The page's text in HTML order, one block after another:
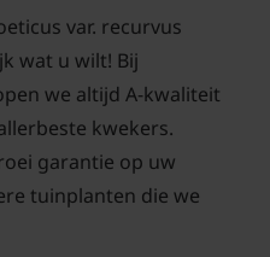
var. recurvus
wat u wilt! Bij
we altijd A-kwaliteit
kwekers.
garantie op uw
tuinplanten die we